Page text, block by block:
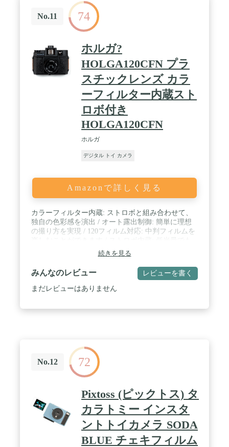
様の視点で撮影された写真は大人が見返しても楽し
めます。さらに!内蔵バッテリー（700ｍAh）のUSB
充電式なので乾電池は必要ありません。お出かけ先
でもモバイルバッリーなどから充電できて便利！３
時間前後の連続使用が可能で、電源を切り忘れても
設定した時間に自動でOFFになる安心設計です。 /
【付属品もセット、これさえ贈ればすぐに遊べ
る！】カメラ本体にメモリーカード（※一部ロット
ではメモリーカードにキャラクター印刷なしとなり
ます。機能は同じです。）、充電/転送コード、専用
シリコンカバー＆長さ調節可能なストラップと必要
な付属品がすべてセットになっています。買い足す
ものもなくすぐに使い始められるのが嬉しいです
ね。パッケージも可愛いのでギフトにぴったり。お
ントとして大人気です。 / 【おもちゃのお悩みを解
決したい！いちから開発した新カメラ】「小さな画
…累計13万台を販売したトイカメラだから、ユーザ
ーの皆様からのたくさんのお声をいただいてきまし
た。新しいピントキッズカメラはココタススタッフ
が製造工場といちから開発をスタート。安心して使
っていただける玩具を目指して、外観だけではな
く、操作画面のデザインや動作プログラムも考えま
した。また、カメラに使う部品や製造の品質までし
す。また、楽しいおもちゃを安心して使っていただ
をご用意しています。お買い上げから「90日間のあ
んしん保証」で、通常使用の範囲内で発生した不具
合、お届け時の破損や初期不良等に迅速に対応いた
(2023年7月)
No.11 74
ホルガ?
HOLGA120CFN プラ
スチックレンズ カラ
ーフィルター内蔵スト
ロボ付き
HOLGA120CFN
ホルガ
デジタル トイ カメラ
Amazonで詳しく見る
カラーフィルター内蔵: ストロボと組み合わせて、
独自の色彩感を演出 / オート露出制御: 簡単に理想
の撮り方を実現 / 120フィルム対応: 中判フィルムを
明るい撮影が可能 / ホルガカメラとの互換性: ホル
ガ中判カメラでお得に楽しめる
続きを見る
みんなのレビュー レビューを書く
まだレビューはありません
No.12 72
Pixtoss (ピックトス) タ
カラトミー インスタ
ントトイカメラ SODA
BLUE チェキフィルム